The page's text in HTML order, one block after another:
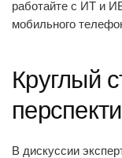
работайте с ИТ и
мобильного
Круглый
В дискуссии